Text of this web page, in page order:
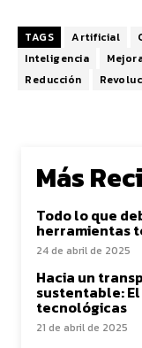
TAGS Artificial
Inteligencia
Reducción
Más
Todo lo que
herramientas
24 de abril de 2025
Hacia un
sustentable:
tecnológicas
21 de abril de 2025